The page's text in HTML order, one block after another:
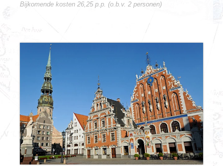
Bijkomende kosten 26,25 p.p. (o.b.v. 2 personen)